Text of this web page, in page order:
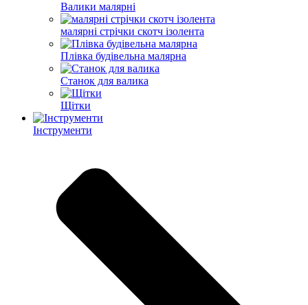
Валики малярні
малярні стрічки скотч ізолента
Плівка будівельна малярна
Станок для валика
Щітки
Інструменти